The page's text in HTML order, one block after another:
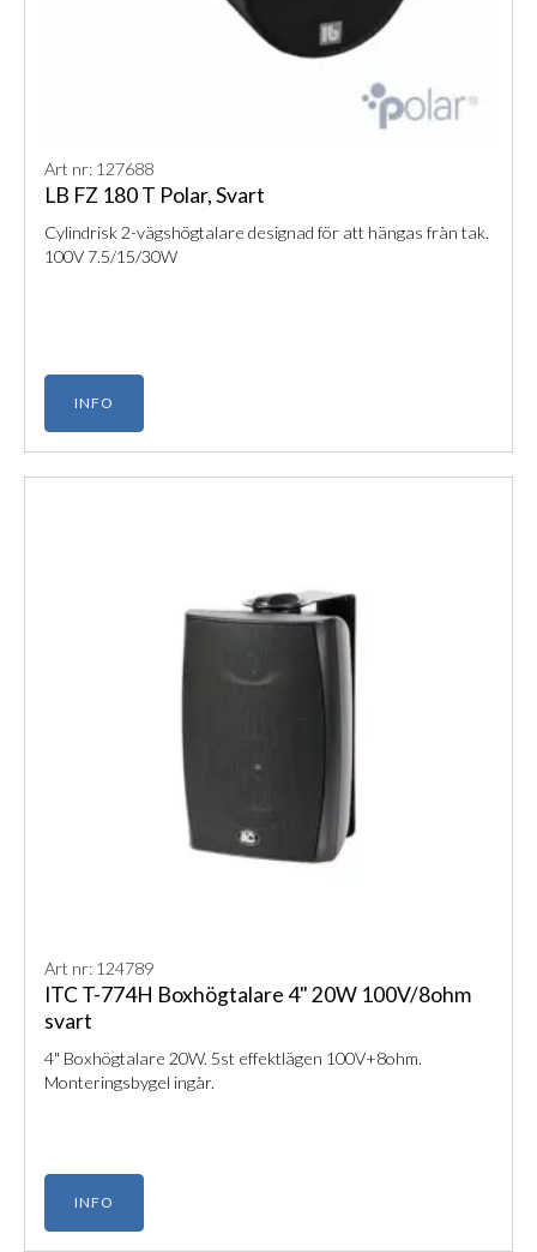
Art nr: 127688
LB FZ 180 T Polar, Svart
Cylindrisk 2-vägshögtalare designad för att hängas från tak.
100V 7.5/15/30W
INFO
Art nr: 124789
ITC T-774H Boxhögtalare 4" 20W 100V/8ohm
svart
4" Boxhögtalare 20W. 5st effektlägen 100V+8ohm.
Monteringsbygel ingår.
INFO